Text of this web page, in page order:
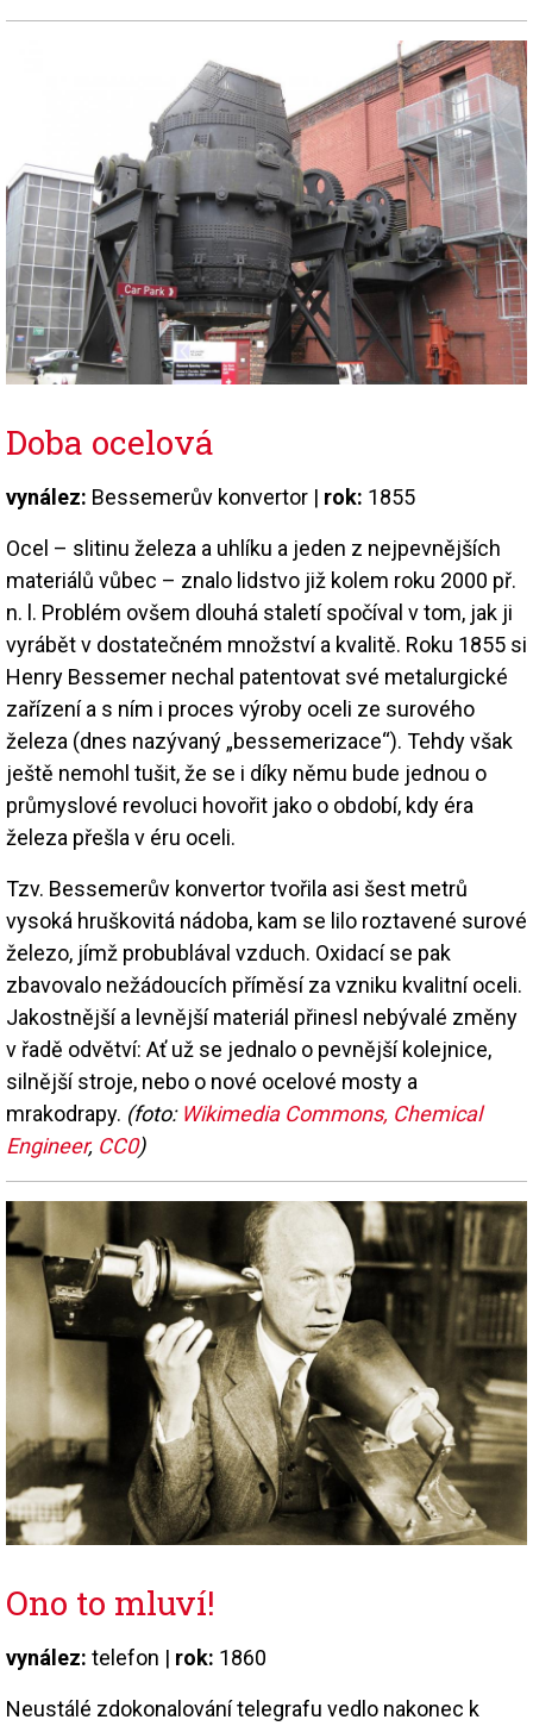
Doba ocelová
vynález: Bessemerův konvertor | rok: 1855
Ocel – slitinu železa a uhlíku a jeden z nejpevnějších
materiálů vůbec – znalo lidstvo již kolem roku 2000 př.
n. l. Problém ovšem dlouhá staletí spočíval v tom, jak ji
vyrábět v dostatečném množství a kvalitě. Roku 1855 si
Henry Bessemer nechal patentovat své metalurgické
zařízení a s ním i proces výroby oceli ze surového
železa (dnes nazývaný „bessemerizace“). Tehdy však
ještě nemohl tušit, že se i díky němu bude jednou o
průmyslové revoluci hovořit jako o období, kdy éra
železa přešla v éru oceli.
Tzv. Bessemerův konvertor tvořila asi šest metrů
vysoká hruškovitá nádoba, kam se lilo roztavené surové
železo, jímž probublával vzduch. Oxidací se pak
zbavovalo nežádoucích příměsí za vzniku kvalitní oceli.
Jakostnější a levnější materiál přinesl nebývalé změny
v řadě odvětví: Ať už se jednalo o pevnější kolejnice,
silnější stroje, nebo o nové ocelové mosty a
mrakodrapy. (foto: Wikimedia Commons, Chemical
Engineer, CC0)
Ono to mluví!
vynález: telefon | rok: 1860
Neustálé zdokonalování telegrafu vedlo nakonec k